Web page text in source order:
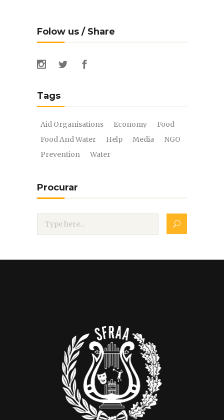
Folow us / Share
Tags
Aid Organisations Economy
Food
Food And Water
Help Media
NGO
Prevention
Water
Procurar